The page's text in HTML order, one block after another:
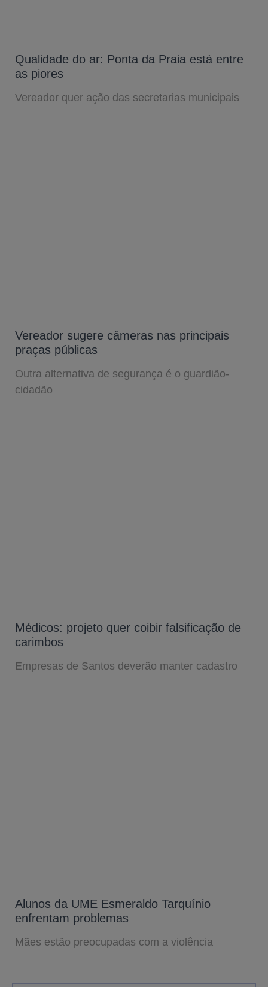
Qualidade do ar: Ponta da Praia está entre
as piores
Vereador quer ação das secretarias municipais
Vereador sugere câmeras nas principais
praças públicas
Outra alternativa de segurança é o guardião-
cidadão
Médicos: projeto quer coibir falsificação de
carimbos
Empresas de Santos deverão manter cadastro
Alunos da UME Esmeraldo Tarquínio
enfrentam problemas
Mães estão preocupadas com a violência